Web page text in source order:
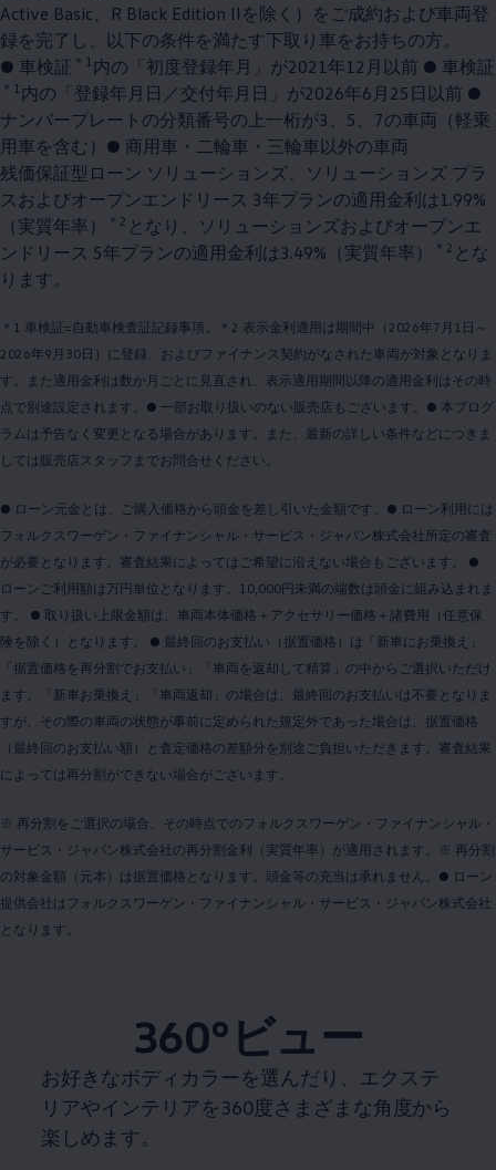
Active Basic、R Black Edition IIを除く）をご成約および車両登
録を完了し、以下の条件を満たす下取り車をお持ちの方。
● 車検証 ＊1 内の「初度登録年月」が2021年12月以前 ● 車検証
＊1 内の「登録年月日／交付年月日」が2026年6月25日以前 ●
ナンバープレートの分類番号の上一桁が3、5、7の車両（軽乗
用車を含む）● 商用車・二輪車・三輪車以外の車両
残価保証型ローン ソリューションズ、ソリューションズ プラ
スおよびオープンエンドリース 3年プランの適用金利は1.99%
（実質年率）
＊2 となり、ソリューションズおよびオープンエ
ンドリース 5年プランの適用金利は3.49%（実質年率）
＊2 とな
ります。
＊1 車検証=自動車検査証記録事項。＊2 表示金利適用は期間中（2026年7月1日～
2026年9月30日）に登録、およびファイナンス契約がなされた車両が対象となりま
す。また適用金利は数か月ごとに見直され、表示適用期間以降の適用金利はその時
点で別途設定されます。● 一部お取り扱いのない販売店もございます。● 本プログ
ラムは予告なく変更となる場合があります。また、最新の詳しい条件などにつきま
しては販売店スタッフまでお問合せください。
● ローン元金とは、ご購入価格から頭金を差し引いた金額です。● ローン利用には
フォルクスワーゲン・ファイナンシャル・サービス・ジャパン株式会社所定の審査
が必要となります。審査結果によってはご希望に沿えない場合もございます。 ●
ローンご利用額は万円単位となります。10,000円未満の端数は頭金に組み込まれま
す。 ● 取り扱い上限金額は、車両本体価格＋アクセサリー価格＋諸費用（任意保
険を除く）となります。 ● 最終回のお支払い（据置価格）は「新車にお乗換え」
「据置価格を再分割でお支払い」「車両を返却して精算」の中からご選択いただけ
ます。「新車お乗換え」「車両返却」の場合は、最終回のお支払いは不要となりま
すが、その際の車両の状態が事前に定められた規定外であった場合は、据置価格
（最終回のお支払い額）と査定価格の差額分を別途ご負担いただきます。審査結果
によっては再分割ができない場合がございます。
※ 再分割をご選択の場合、その時点でのフォルクスワーゲン・ファイナンシャル・
サービス・ジャパン株式会社の再分割金利（実質年率）が適用されます。※ 再分割
の対象金額（元本）は据置価格となります。頭金等の充当は承れません。● ローン
提供会社はフォルクスワーゲン・ファイナンシャル・サービス・ジャパン株式会社
となります。
360°ビュー
お好きなボディカラーを選んだり、エクステ
リアやインテリアを360度さまざまな角度から
楽しめます。